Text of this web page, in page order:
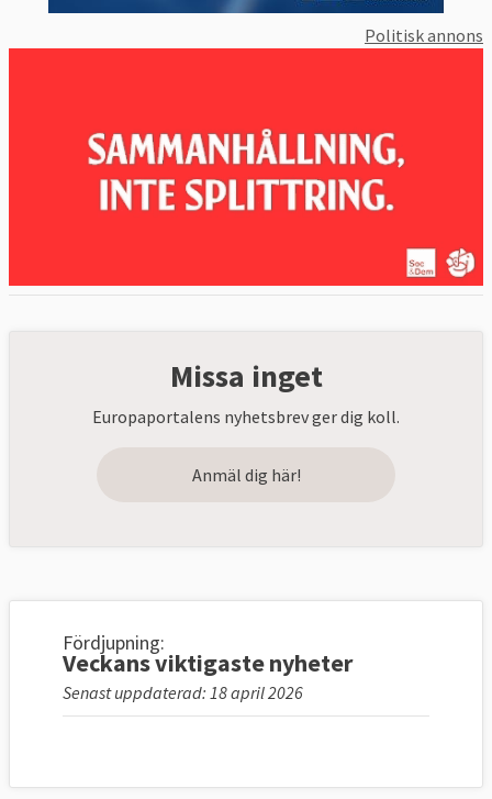
Politisk annons
Missa inget
Europaportalens nyhetsbrev ger dig koll.
Anmäl dig här!
Fördjupning:
Veckans viktigaste nyheter
Senast uppdaterad: 18 april 2026